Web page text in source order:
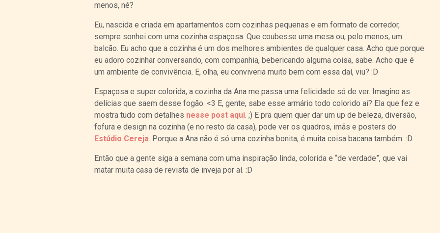
menos, né?
Eu, nascida e criada em apartamentos com cozinhas pequenas e em formato de corredor,
sempre sonhei com uma cozinha espaçosa. Que coubesse uma mesa ou, pelo menos, um
balcão. Eu acho que a cozinha é um dos melhores ambientes de qualquer casa. Acho que porque
eu adoro cozinhar conversando, com companhia, bebericando alguma coisa, sabe. Acho que é
um ambiente de convivência. E, olha, eu conviveria muito bem com essa daí, viu? :D
Espaçosa e super colorida, a cozinha da Ana me passa uma felicidade só de ver. Imagino as
delícias que saem desse fogão. <3 E, gente, sabe esse armário todo colorido aí? Ela que fez e
mostra tudo com detalhes nesse post aqui. ;) E pra quem quer dar um up de beleza, diversão,
fofura e design na cozinha (e no resto da casa), pode ver os quadros, imãs e posters do
Estúdio Cereja. Porque a Ana não é só uma cozinha bonita, é muita coisa bacana também. :D
Então que a gente siga a semana com uma inspiração linda, colorida e “de verdade”, que vai
matar muita casa de revista de inveja por aí. :D